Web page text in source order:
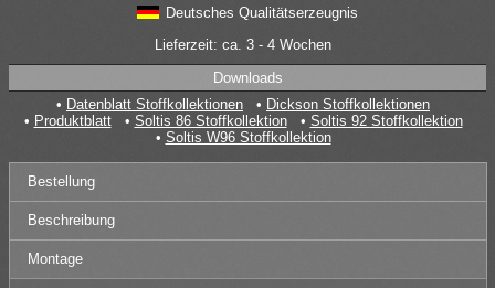
Deutsches Qualitätserzeugnis
Lieferzeit: ca. 3 - 4 Wochen
Downloads
Datenblatt Stoffkollektionen
Dickson Stoffkollektionen
Produktblatt
Soltis 86 Stoffkollektion
Soltis 92 Stoffkollektion
Soltis W96 Stoffkollektion
Bestellung
Beschreibung
Montage